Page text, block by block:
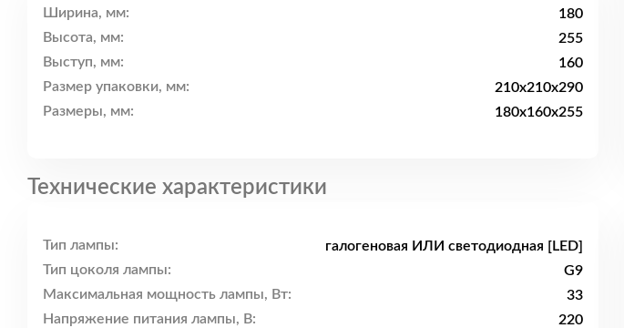
Ширина, мм:
180
Высота, мм:
255
Выступ, мм:
160
Размер упаковки, мм:
210x210x290
Размеры, мм:
180x160x255
Технические характеристики
Тип лампы:
галогеновая ИЛИ светодиодная [LED]
Тип цоколя лампы:
G9
Максимальная мощность лампы, Вт:
33
Напряжение питания лампы, В:
220